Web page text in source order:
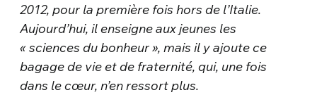
2012, pour la première fois hors de l’Italie.
Aujourd’hui, il enseigne aux jeunes les
« sciences du bonheur », mais il y ajoute ce
bagage de vie et de fraternité, qui, une fois
dans le cœur, n’en ressort plus.